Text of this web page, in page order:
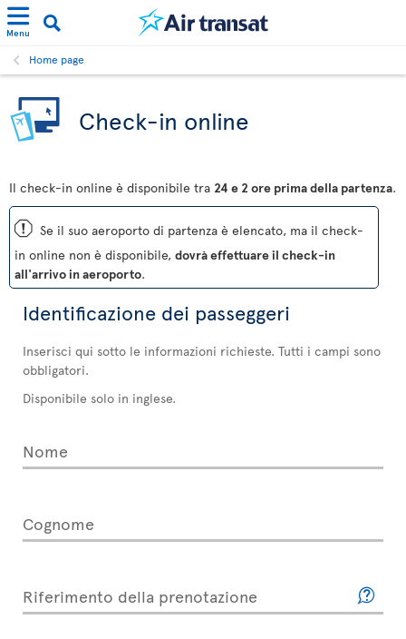
Menu
Home page
Check-in online
Il check-in online è disponibile tra 24 e 2 ore prima della partenza.
ü Se il suo aeroporto di partenza è elencato, ma il check-
in online non è disponibile, dovrà effettuare il check-in
all'arrivo in aeroporto.
Identificazione dei passeggeri
Inserisci qui sotto le informazioni richieste. Tutti i campi sono
obbligatori.
Disponibile solo in inglese.
Nome
Cognome
Riferimento della prenotazione